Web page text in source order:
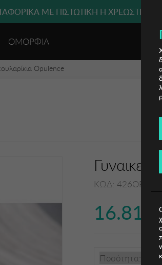
ΜΕ ΠΙΣΤΩΤΙΚΗ Ή ΧΡΕΩΣΤΙΚΗ
ΟΜΟΡΦΙΑ
Opulence
ΚΩΔ:
16.81€
Ποσότητα: